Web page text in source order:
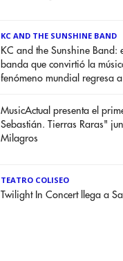
KC AND THE SUNSHINE BAND
KC and the Sunshine Band:
banda que convirtió la
fenómeno mundial regresa
MusicActual presenta el
Sebastián. Tierras Raras"
Milagros
TEATRO COLISEO
Twilight In Concert llega a